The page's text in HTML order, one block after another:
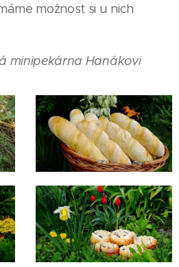
možnost si u nich
minipekárna Hanákovi
do
i
28.07.2026
Tomáš
Kajnar
ovládl
republikové
šampionáty
na silnici i